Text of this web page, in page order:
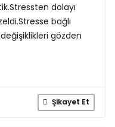
dolayı
bağlı
gözden
Şikayet Et